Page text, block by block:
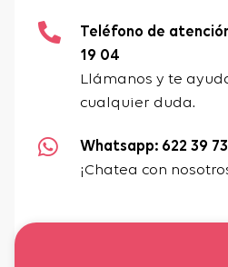
Teléfono de
19 04
Llámanos y te
cualquier duda.
Whatsapp: 622 39 73
¡Chatea con